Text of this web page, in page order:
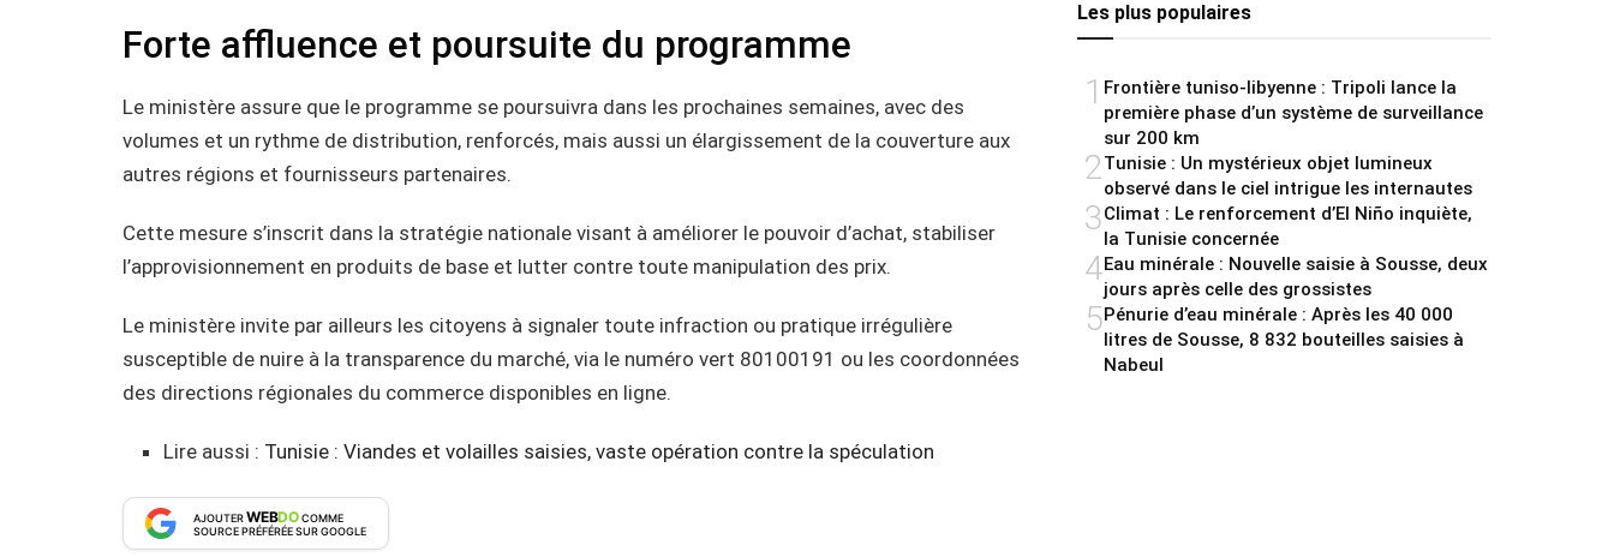
Forte affluence et poursuite du programme
Le ministère assure que le programme se poursuivra dans les prochaines semaines, avec des
volumes et un rythme de distribution, renforcés, mais aussi un élargissement de la couverture aux
autres régions et fournisseurs partenaires.
Cette mesure s’inscrit dans la stratégie nationale visant à améliorer le pouvoir d’achat, stabiliser
l’approvisionnement en produits de base et lutter contre toute manipulation des prix.
Le ministère invite par ailleurs les citoyens à signaler toute infraction ou pratique irrégulière
susceptible de nuire à la transparence du marché, via le numéro vert 80100191 ou les coordonnées
des directions régionales du commerce disponibles en ligne.
Lire aussi : Tunisie : Viandes et volailles saisies, vaste opération contre la spéculation
AJOUTERWEBDOCOMME
SOURCE PRÉFÉRÉE SUR GOOGLE
Les plus populaires
1 Frontière tuniso-libyenne : Tripoli lance la
première phase d’un système de surveillance
sur 200 km
2Tunisie : Un mystérieux objet lumineux
observé dans le ciel intrigue les internautes
3Climat : Le renforcement d’El Niño inquiète,
la Tunisie concernée
4Eau minérale : Nouvelle saisie à Sousse, deux
jours après celle des grossistes
5Pénurie d’eau minérale : Après les 40 000
litres de Sousse, 8 832 bouteilles saisies à
Nabeul